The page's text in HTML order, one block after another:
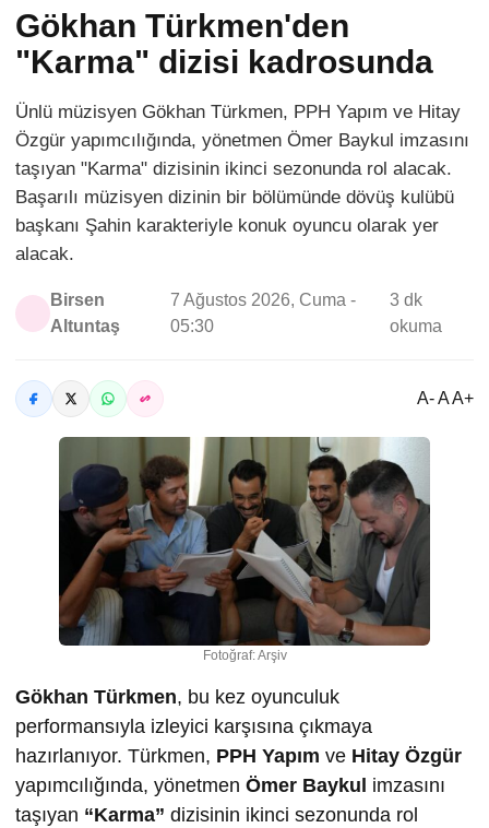
Gökhan Türkmen'den
"Karma" dizisi kadrosunda
Ünlü müzisyen Gökhan Türkmen, PPH Yapım ve Hitay
Özgür yapımcılığında, yönetmen Ömer Baykul imzasını
taşıyan "Karma" dizisinin ikinci sezonunda rol alacak.
Başarılı müzisyen dizinin bir bölümünde dövüş kulübü
başkanı Şahin karakteriyle konuk oyuncu olarak yer
alacak.
Birsen
Altuntaş
7 Ağustos 2026, Cuma -
05:30
3 dk
okuma
A- A A+
Fotoğraf: Arşiv
Gökhan Türkmen, bu kez oyunculuk
performansıyla izleyici karşısına çıkmaya
hazırlanıyor. Türkmen, PPH Yapım ve Hitay Özgür
yapımcılığında, yönetmen Ömer Baykul imzasını
taşıyan “Karma” dizisinin ikinci sezonunda rol